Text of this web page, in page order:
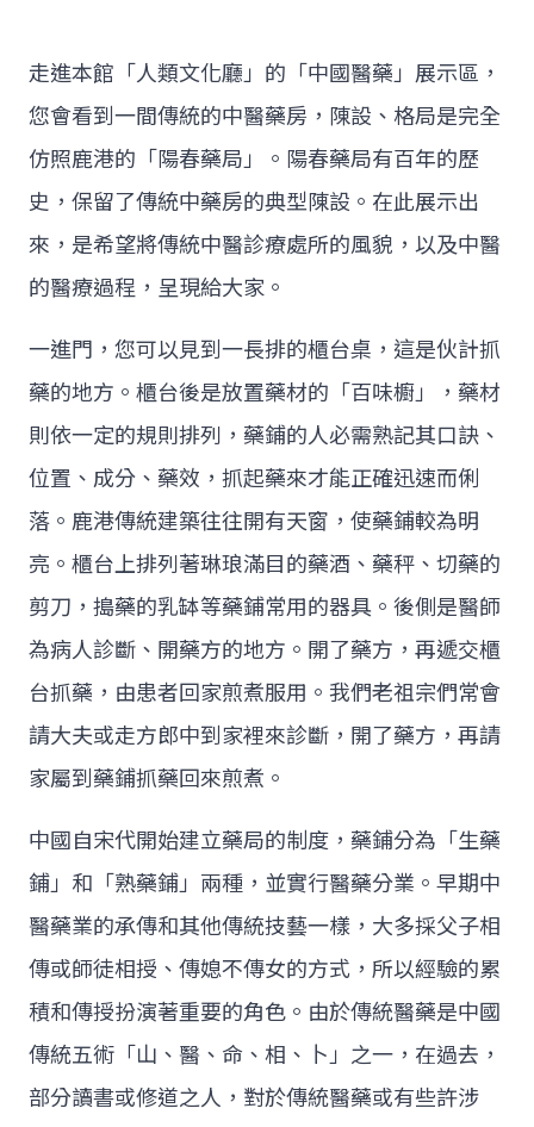
走進本館「人類文化廳」的「中國醫藥」展示區，
您會看到一間傳統的中醫藥房，陳設、格局是完全
仿照鹿港的「陽春藥局」。陽春藥局有百年的歷
史，保留了傳統中藥房的典型陳設。在此展示出
來，是希望將傳統中醫診療處所的風貌，以及中醫
的醫療過程，呈現給大家。
一進門，您可以見到一長排的櫃台桌，這是伙計抓
藥的地方。櫃台後是放置藥材的「百味櫥」，藥材
則依一定的規則排列，藥鋪的人必需熟記其口訣、
位置、成分、藥效，抓起藥來才能正確迅速而俐
落。鹿港傳統建築往往開有天窗，使藥鋪較為明
亮。櫃台上排列著琳琅滿目的藥酒、藥秤、切藥的
剪刀，搗藥的乳缽等藥鋪常用的器具。後側是醫師
為病人診斷、開藥方的地方。開了藥方，再遞交櫃
台抓藥，由患者回家煎煮服用。我們老祖宗們常會
請大夫或走方郎中到家裡來診斷，開了藥方，再請
家屬到藥鋪抓藥回來煎煮。
中國自宋代開始建立藥局的制度，藥鋪分為「生藥
鋪」和「熟藥鋪」兩種，並實行醫藥分業。早期中
醫藥業的承傳和其他傳統技藝一樣，大多採父子相
傳或師徒相授、傳媳不傳女的方式，所以經驗的累
積和傳授扮演著重要的角色。由於傳統醫藥是中國
傳統五術「山、醫、命、相、卜」之一，在過去，
部分讀書或修道之人，對於傳統醫藥或有些許涉